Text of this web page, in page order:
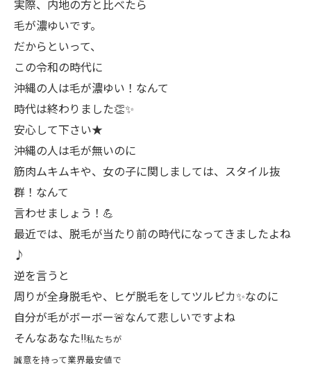
実際、内地の方と比べたら
毛が濃ゆいです。
だからといって、
この令和の時代に
沖縄の人は毛が濃ゆい！なんて
時代は終わりました👏✨
安心して下さい★
沖縄の人は毛が無いのに
筋肉ムキムキや、女の子に関しましては、スタイル抜
群！なんて
言わせましょう！💪
最近では、脱毛が当たり前の時代になってきましたよね
♪
逆を言うと
周りが全身脱毛や、ヒゲ脱毛をしてツルピカ✨なのに
自分が毛がボーボー🚨なんて悲しいですよね
そんなあなた‼︎私たちが
誠意を持って業界最安値で